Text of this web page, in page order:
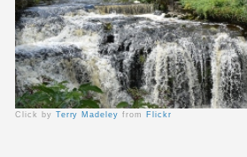
Click by Terry Madeley from Flickr